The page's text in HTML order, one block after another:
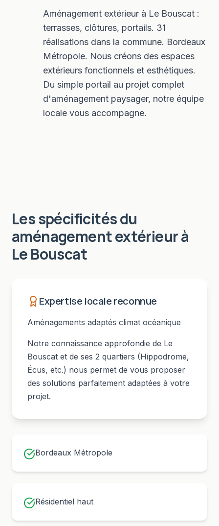
Aménagement extérieur à Le Bouscat :
terrasses, clôtures, portails. 31
réalisations dans la commune. Bordeaux
Métropole. Nous créons des espaces
extérieurs fonctionnels et esthétiques.
Du simple portail au projet complet
d'aménagement paysager, notre équipe
locale vous accompagne.
Les spécificités du
aménagement extérieurà
Le Bouscat
Expertise locale reconnue
Aménagements adaptés climat océanique
Notre connaissance approfondie de Le
Bouscat et de ses 2 quartiers (Hippodrome,
Écus, etc.) nous permet de vous proposer
des solutions parfaitement adaptées à votre
projet.
Bordeaux Métropole
Résidentiel haut